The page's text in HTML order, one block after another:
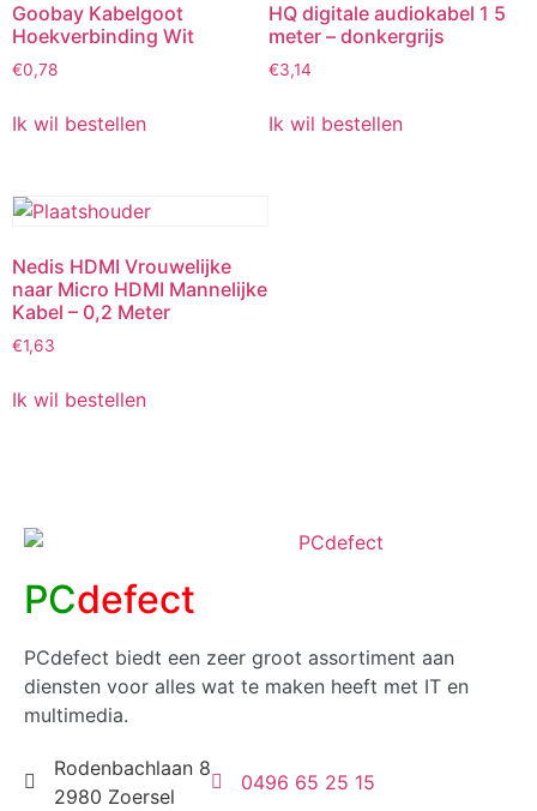
Goobay Kabelgoot
Hoekverbinding Wit
€0,78
Ik wil bestellen
HQ digitale audiokabel 1 5
meter – donkergrijs
€3,14
Ik wil bestellen
Nedis HDMI Vrouwelijke
naar Micro HDMI Mannelijke
Kabel – 0,2 Meter
€1,63
Ik wil bestellen
PCdefect
PCdefect biedt een zeer groot assortiment aan
diensten voor alles wat te maken heeft met IT en
multimedia.
Rodenbachlaan 8
2980 Zoersel
0496 65 25 15